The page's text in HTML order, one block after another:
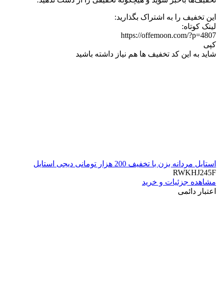
این تخفیف را به اشتراک بگذارید:
لینک کوتاه:
https://offemoon.com/?p=4807
کپی
شاید به این کد تخفیف ها هم نیاز داشته باشید
استایل مردانه بزن با تخفیف 200 هزار تومانی دیجی استایل
RWKHJ245F
مشاهده جزئیات و خرید
اعتبار دائمی